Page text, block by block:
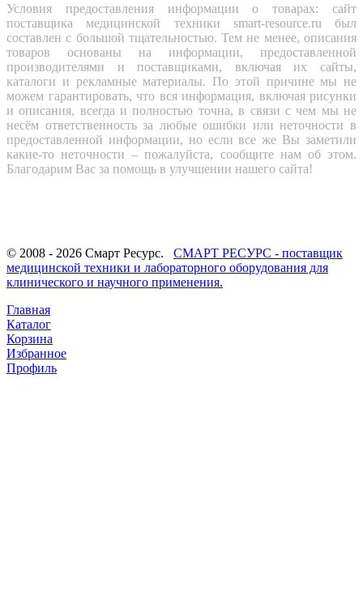
Условия предоставления информации о товарах: сайт
поставщика медицинской техники smart-resource.ru был
составлен с большой тщательностью. Тем не менее, описания
товаров основаны на информации, предоставленной
производителями и поставщиками, включая их сайты,
каталоги и рекламные материалы. По этой причине мы не
можем гарантировать, что вся информация, включая рисунки
и описания, всегда и полностью точна, в связи с чем мы не
несём ответственность за любые ошибки или неточности в
предоставленной информации, но если все же Вы заметили
какие-то неточности – пожалуйста, сообщите нам об этом.
Благодарим Вас за помощь в улучшении нашего сайта!
© 2008 - 2026 Смарт Ресурс. СМАРТ РЕСУРС - поставщик
медицинской техники и лабораторного оборудования для
клинического и научного применения.
Главная
Каталог
Корзина
Избранное
Профиль